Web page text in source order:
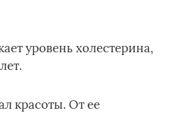
уровень холестерина,
красоты. От ее